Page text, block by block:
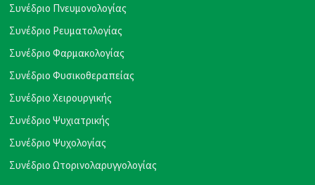
Συνέδριο Πνευμονολογίας
Συνέδριο Ρευματολογίας
Συνέδριο Φαρμακολογίας
Συνέδριο Φυσικοθεραπείας
Συνέδριο Χειρουργικής
Συνέδριο Ψυχιατρικής
Συνέδριο Ψυχολογίας
Συνέδριο Ωτορινολαρυγγολογίας